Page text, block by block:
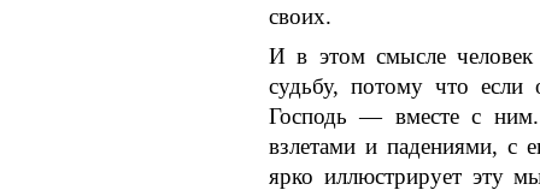
своих.
И в этом смысле человек
судьбу, потому что
Господь — вместе с
взлетами и падениями, с
ярко иллюстрирует